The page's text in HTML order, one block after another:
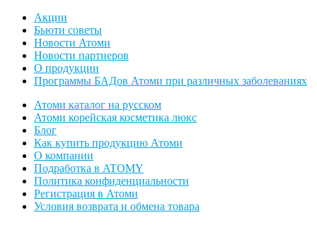
Акции
Бьюти советы
Новости Атоми
Новости партнеров
О продукции
Программы БАДов Атоми при различных заболеваниях
Атоми каталог на русском
Атоми корейская косметика люкс
Блог
Как купить продукцию Атоми
О компании
Подработка в ATOMY
Политика конфиденциальности
Регистрация в Атоми
Условия возврата и обмена товара